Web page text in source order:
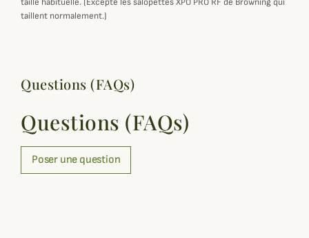
taillent normalement.)
Questions (FAQs)
Questions (FAQs)
Poser une question